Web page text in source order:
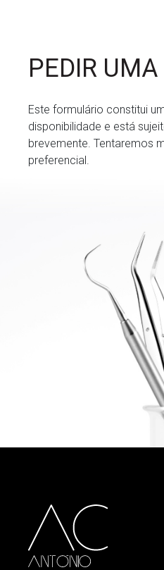
PEDIR
Este formulário constitui
disponibilidade e está
brevemente. Tentaremos
preferencial.